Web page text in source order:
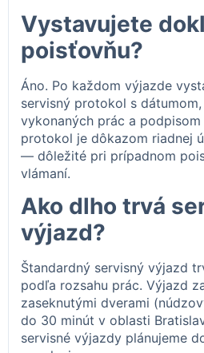
Vystavujete
poisťovňu?
Áno. Po každom výjazde
servisný protokol s
vykonaných prác a podpisom
protokol je dôkazom riadnej
— dôležité pri prípadnom
vlámaní.
Ako dlho trvá
výjazd?
Štandardný servisný výjazd
podľa rozsahu prác. Výjazd
zaseknutými dverami
do 30 minút v oblasti
servisné výjazdy plánujeme